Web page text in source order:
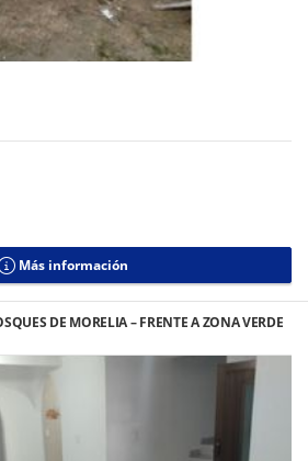
Más información
DE MORELIA – FRENTE A ZONA VERDE